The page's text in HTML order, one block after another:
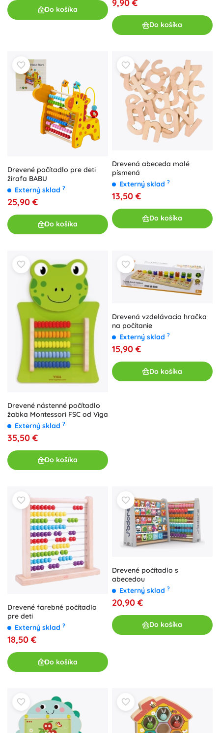
Do košíka
9,90 €
Do košíka
Drevené počítadlo pre deti
žirafa BABU
Externý sklad ?
25,90 €
Do košíka
Drevená abeceda malé
písmená
Externý sklad ?
13,50 €
Do košíka
Drevené nástenné počítadlo
žabka Montessori FSC od Viga
Externý sklad ?
35,50 €
Do košíka
Drevená vzdelávacia hračka
na počítanie
Externý sklad ?
15,90 €
Do košíka
Drevené farebné počítadlo
pre deti
Externý sklad ?
18,50 €
Do košíka
Drevené počítadlo s
abecedou
Externý sklad ?
20,90 €
Do košíka